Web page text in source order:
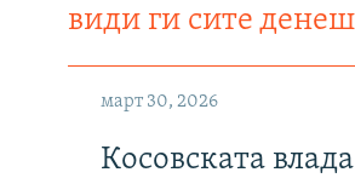
види ги сите
март 30, 2026
Косовската